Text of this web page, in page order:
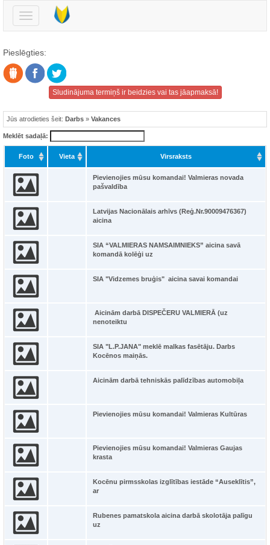
Pārslēgt
navigāciju
Pieslēgties:
Sludinājuma termiņš ir beidzies vai tas jāapmaksā!
Jūs atrodieties šeit: Darbs » Vakances
Meklēt sadaļā:
Foto Vieta Virsraksts
Pievienojies mūsu komandai! Valmieras novada
pašvaldība
Latvijas Nacionālais arhīvs (Reģ.Nr.90009476367)
aicina
SIA “VALMIERAS NAMSAIMNIEKS” aicina savā
komandā kolēģi uz
SIA "Vidzemes bruģis" aicina savai komandai
Aicinām darbā DISPEČERU VALMIERĀ (uz
nenoteiktu
SIA "L.P.JANA" meklē malkas fasētāju. Darbs
Kocēnos maiņās.
Aicinām darbā tehniskās palīdzības automobiļa
Pievienojies mūsu komandai! Valmieras Kultūras
Pievienojies mūsu komandai! Valmieras Gaujas
krasta
Kocēnu pirmsskolas izglītības iestāde “Auseklītis”,
ar
Rubenes pamatskola aicina darbā skolotāja palīgu
uz